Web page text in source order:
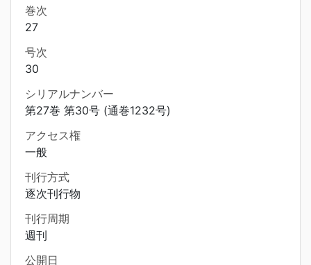
巻次
27
号次
30
シリアルナンバー
第27巻 第30号 (通巻1232号)
アクセス権
一般
刊行方式
逐次刊行物
刊行周期
週刊
公開日